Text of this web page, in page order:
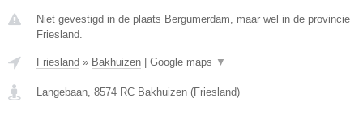
Niet gevestigd in de plaats Bergumerdam, maar wel in de provincie
Friesland.
Friesland » Bakhuizen Google maps ▼
Langebaan, 8574 RC Bakhuizen (Friesland)